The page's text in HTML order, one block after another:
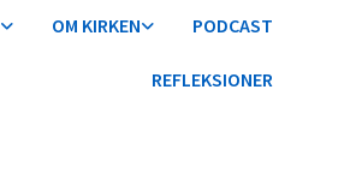
OM KIRKEN PODCAST
REFLEKSIONER